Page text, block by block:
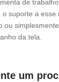
de
suporte a esse
ou
da tela.
um